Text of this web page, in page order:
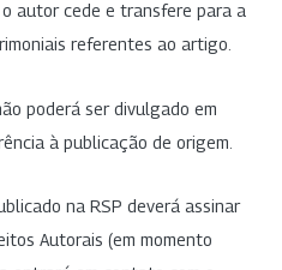
autor cede e transfere para a
referentes ao artigo.
poderá ser divulgado em
à publicação de origem.
na RSP deverá assinar
Autorais (em momento